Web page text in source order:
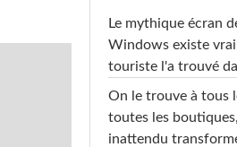
Le mythique écran
Windows existe
touriste l'a trouvé
On le trouve à tous
toutes les
inattendu